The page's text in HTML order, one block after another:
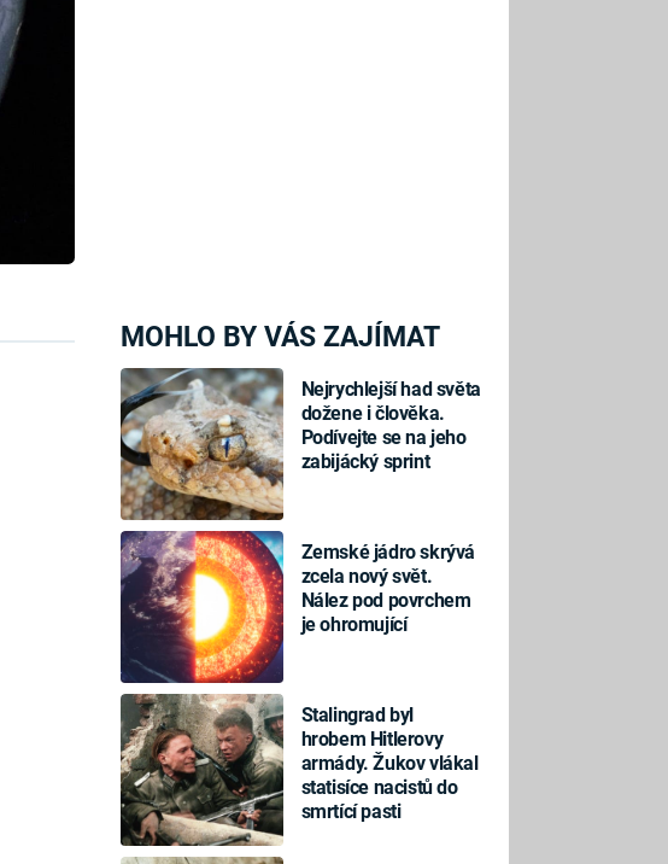
MOHLO BY VÁS ZAJÍMAT
Nejrychlejší had světa
dožene i člověka.
Podívejte se na jeho
zabijácký sprint
Zemské jádro skrývá
zcela nový svět.
Nález pod povrchem
je ohromující
Stalingrad byl
hrobem Hitlerovy
armády. Žukov vlákal
statisíce nacistů do
smrtící pasti